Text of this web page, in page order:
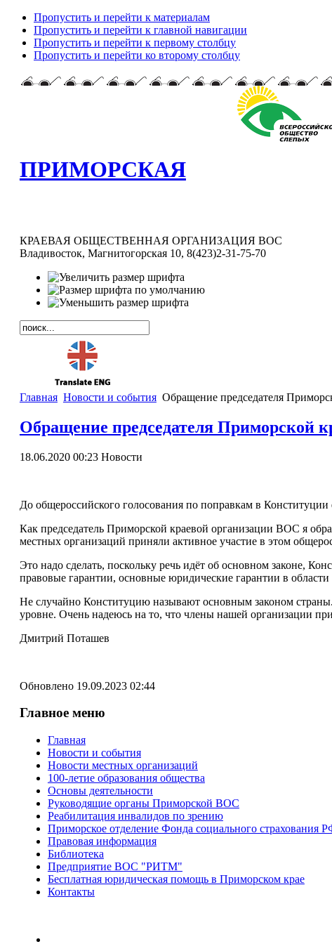
Пропустить и перейти к материалам
Пропустить и перейти к главной навигации
Пропустить и перейти к первому столбцу
Пропустить и перейти ко второму столбцу
ПРИМОРСКАЯ
КРАЕВАЯ ОБЩЕСТВЕННАЯ ОРГАНИЗАЦИЯ ВОС
Владивосток, Магнитогорская 10, 8(423)2-31-75-70
Главная Новости и события Обращение председателя
Обращение председателя Приморской
18.06.2020 00:23 Новости
До общероссийского голосования по поправкам в Конституции
Как председатель Приморской краевой организации ВОС я
местных организаций приняли активное участие в этом
Это надо сделать, поскольку речь идёт об основном законе,
правовые гарантии, основные юридические гарантии в
Не случайно Конституцию называют основным законом
уровне. Очень надеюсь на то, что члены нашей организации
Дмитрий Поташев
Обновлено 19.09.2023 02:44
Главное меню
Главная
Новости и события
Новости местных организаций
100-летие образования общества
Основы деятельности
Руководящие органы Приморской ВОС
Реабилитация инвалидов по зрению
Приморское отделение Фонда социального страхования
Правовая информация
Библиотека
Предприятие ВОС "РИТМ"
Бесплатная юридическая помощь в Приморском крае
Контакты